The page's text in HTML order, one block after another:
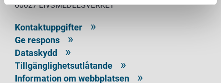
00027 LIVSMEDELSVERKET
Kontaktuppgifter
Ge respons
Dataskydd
Tillgänglighetsutlåtande
Information om webbplatsen